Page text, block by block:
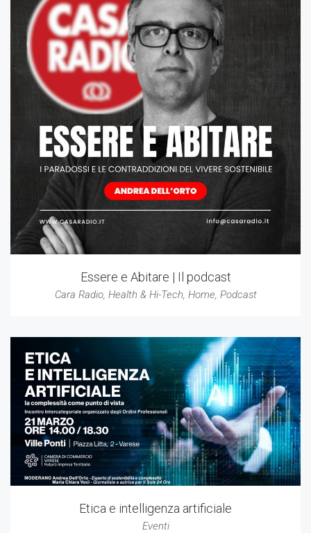
Essere e Abitare | Il podcast
Cara Radio, Health & Hi-Tech Home Podcast
Etica e intelligenza artificiale
Eventi